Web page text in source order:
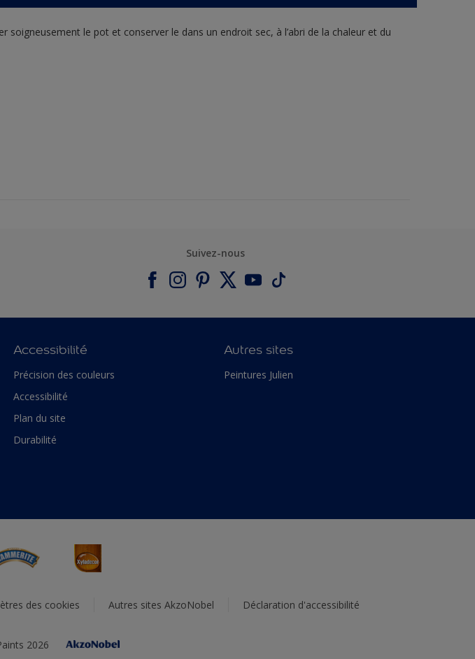
soigneusement le pot et conserver le dans un endroit sec, à l’abri de la chaleur et du
Suivez-nous
Accessibilité
Précision des couleurs
Accessibilité
Plan du site
Durabilité
Autres sites
Peintures Julien
des cookies Autres sites AkzoNobel Déclaration d'accessibilité
2026